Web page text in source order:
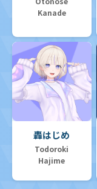
Kanade
轟はじめ
Todoroki
Hajime